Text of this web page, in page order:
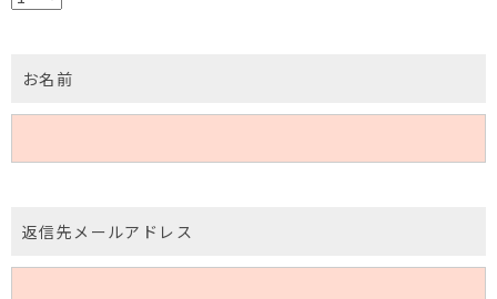
お名前
返信先メールアドレス